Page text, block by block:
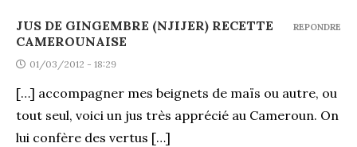
JUS DE GINGEMBRE (NJIJER) RECETTE
CAMEROUNAISE
01/03/2012 - 18:29
[…] accompagner mes beignets de maïs ou autre, ou
tout seul, voici un jus très apprécié au Cameroun. On
lui confère des vertus […]
REPONDRE